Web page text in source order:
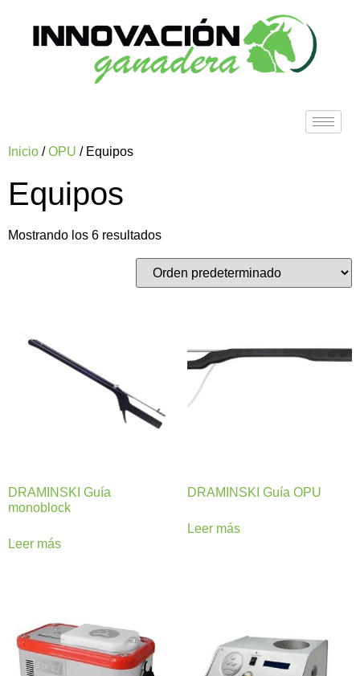
Inicio /OPU / Equipos
Equipos
Mostrando los 6 resultados
DRAMINSKI Guía
monoblock
Leer más
DRAMINSKI Guía OPU
Leer más